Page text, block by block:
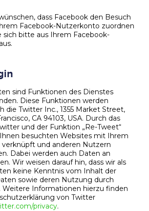
dass Facebook den Besuch
Facebook-Nutzerkonto zuordnen
sich bitte aus Ihrem Facebook-
sind Funktionen des Dienstes
Diese Funktionen werden
die Twitter Inc., 1355 Market Street,
CA 94103, USA. Durch das
und der Funktion „Re-Tweet“
besuchten Websites mit Ihrem
und anderen Nutzern
Dabei werden auch Daten an
Wir weisen darauf hin, dass wir als
keine Kenntnis vom Inhalt der
sowie deren Nutzung durch
Weitere Informationen hierzu finden
von Twitter
privacy.